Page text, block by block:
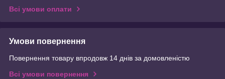
Всі умови оплати
Умови повернення
Повернення товару впродовж 14 днів за домовленістю
Всі умови повернення